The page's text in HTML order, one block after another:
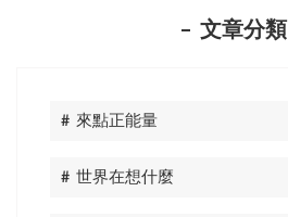
文章分類
# 來點正能量
# 世界在想什麼